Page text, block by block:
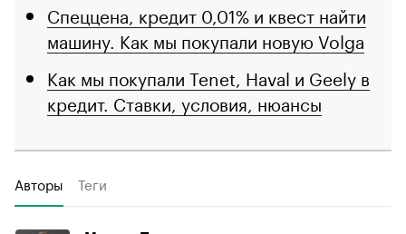
Спеццена, кредит 0,01% и квест найти
машину. Как мы покупали новую Volga
Как мы покупали Tenet, Haval и Geely в
кредит. Ставки, условия, нюансы
Авторы Теги